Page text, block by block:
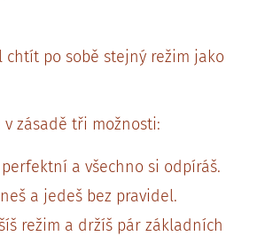
chtít po sobě stejný režim jako
zásadě tři možnosti:
perfektní a všechno si odpíráš.
a jedeš bez pravidel.
režim a držíš pár základních